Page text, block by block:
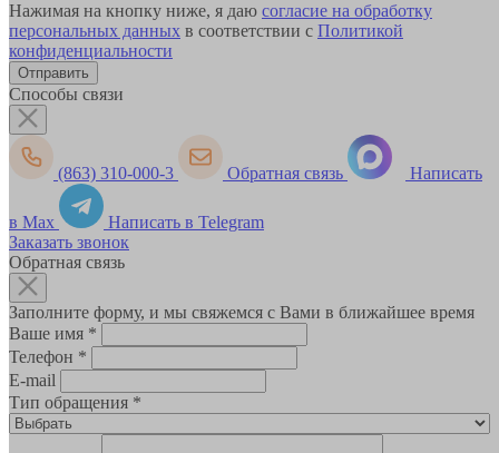
Нажимая на кнопку ниже, я даю согласие на обработку
персональных данных в соответствии с Политикой
конфиденциальности
Способы связи
(863) 310-000-3 Обратная связь Написать
в Max
Написать в Telegram
Заказать звонок
Обратная связь
Заполните форму, и мы свяжемся с Вами в ближайшее время
Ваше имя *
Телефон *
E-mail
Тип обращения *